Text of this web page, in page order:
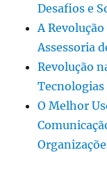
Desafios e
A
Assessoria
Revolução
O Melhor